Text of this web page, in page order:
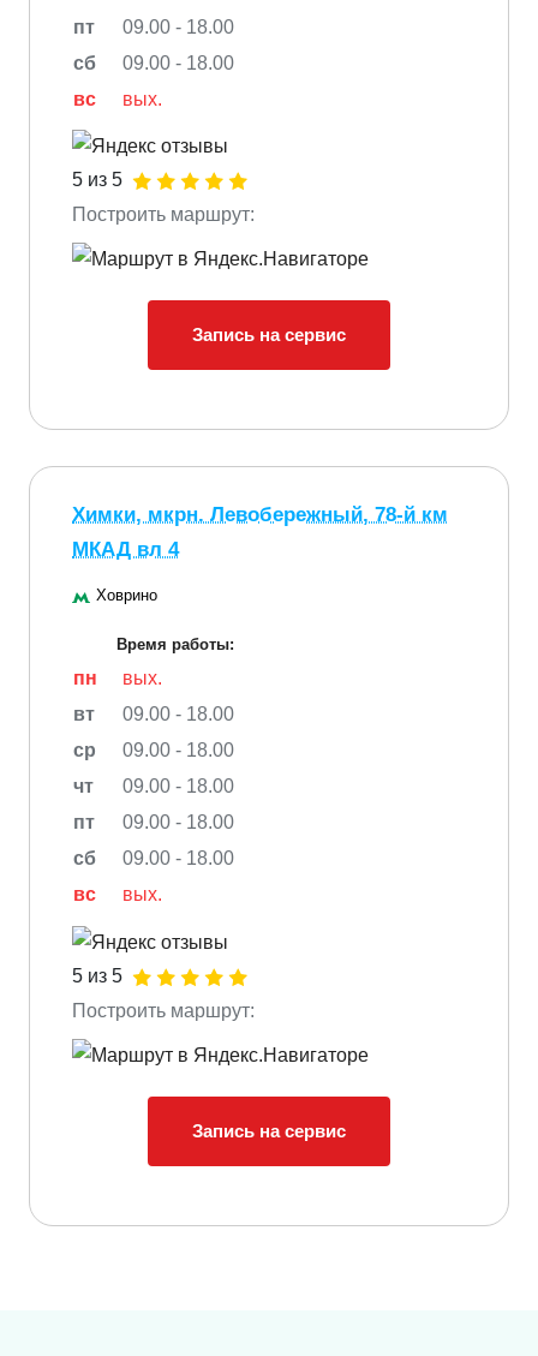
пт
09.00 - 18.00
сб
09.00 - 18.00
вс
вых.
5 из 5
Построить маршрут:
Запись на сервис
Химки, мкрн. Левобережный, 78-й км
МКАД вл 4
Ховрино
Время работы:
пн
вых.
вт
09.00 - 18.00
ср
09.00 - 18.00
чт
09.00 - 18.00
пт
09.00 - 18.00
сб
09.00 - 18.00
вс
вых.
5 из 5
Построить маршрут:
Запись на сервис